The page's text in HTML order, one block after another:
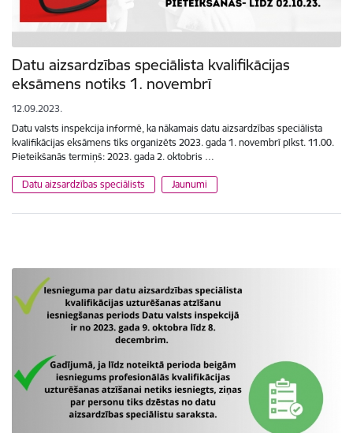
Datu aizsardzības speciālista kvalifikācijas
eksāmens notiks 1. novembrī
12.09.2023.
Datu valsts inspekcija informē, ka nākamais datu aizsardzības speciālista
kvalifikācijas eksāmens tiks organizēts 2023. gada 1. novembrī plkst. 11.00.
Pieteikšanās termiņš: 2023. gada 2. oktobris …
Datu aizsardzības speciālists Jaunumi